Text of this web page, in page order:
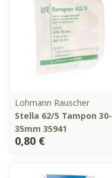
Lohmann Rauscher
Stella 62/5 Tampon 30-
35mm 35941
0,80 €